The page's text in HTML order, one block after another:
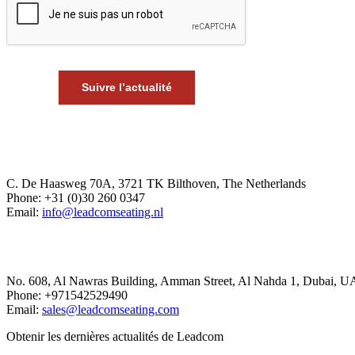
Suivre l’actualité
C. De Haasweg 70A, 3721 TK Bilthoven, The Netherlands
Phone: +31 (0)30 260 0347
Email: info@leadcomseating.nl
No. 608, Al Nawras Building, Amman Street, Al Nahda 1, Dubai,
Phone: +971542529490
Email: sales@leadcomseating.com
Obtenir les dernières actualités de Leadcom